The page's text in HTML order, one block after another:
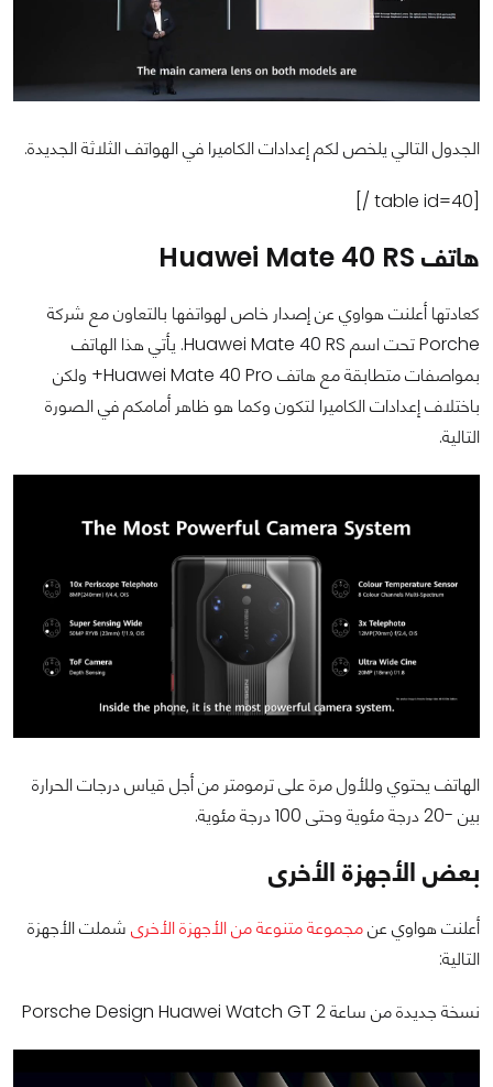
الجدول التالي يلخص لكم إعدادات الكاميرا في الهواتف الثلاثة الجديدة.
هاتف Huawei Mate 40 RS
كعادتها أعلنت هواوي عن إصدار خاص لهواتفها بالتعاون مع شركة
Porche تحت اسم Huawei Mate 40 RS. يأتي هذا الهاتف
بمواصفات متطابقة مع هاتف Huawei Mate 40 Pro+ ولكن
باختلاف إعدادات الكاميرا لتكون وكما هو ظاهر أمامكم في الصورة
التالية.
الهاتف يحتوي وللأول مرة على ترمومتر من أجل قياس درجات الحرارة
بين -20 درجة مئوية وحتى 100 درجة مئوية.
بعض الأجهزة الأخرى
أعلنت هواوي عنمجموعة متنوعة من الأجهزة الأخرى شملت الأجهزة
التالية:
نسخة جديدة من ساعة Porsche Design Huawei Watch GT 2